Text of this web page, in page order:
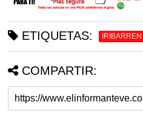
ETIQUETAS: IRIBARREN
COMPARTIR: